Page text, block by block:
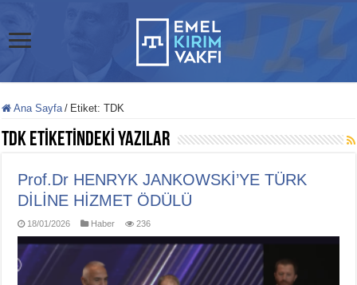
Ana Sayfa / Etiket:TDK
TDKETİKETİNDEKİ YAZILAR
Prof.Dr HENRYK JANKOWSKİ’YE TÜRK
DİLİNE HİZMET ÖDÜLÜ
18/01/2026 Haber 236